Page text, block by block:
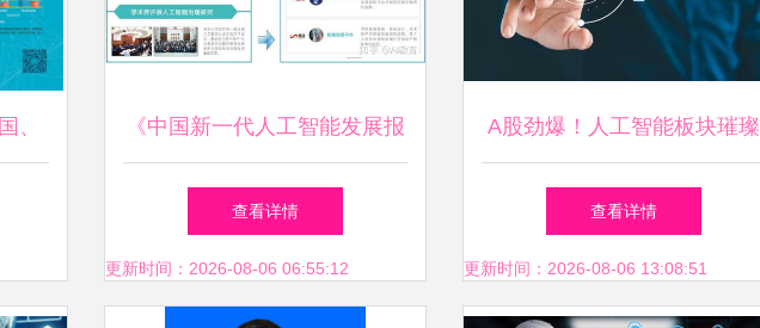
、
工
《中国新一代人工智能发展报
告2020》解读 人工智能应用
软件开发的跃升与挑战
查看详情
更新时间：2026-08-06 06:55:12
A股劲爆！人工智能板块璀璨
生辉，五股争锋谁是下一代龙
头王？
查看详情
更新时间：2026-08-06 13:08:51